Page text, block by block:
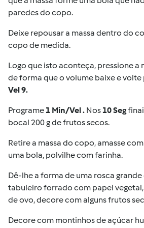
paredes do copo.
Deixe repousar a massa dentro do
copo de medida.
Logo que isto aconteça, pressione a
de forma que o volume baixe e
Vel 9.
Programe 1 Min/Vel. Nos 10 Seg
bocal 200 g de frutos secos.
Retire a massa do copo, amasse
uma bola, polvilhe com farinha.
Dê-lhe a forma de uma rosca
tabuleiro forrado com papel
de ovo, decore com alguns frutos
Decore com montinhos de açúcar